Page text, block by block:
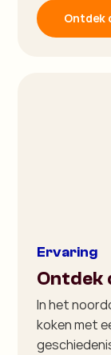
Ontdek
Ervaring
Ontdek
In het
koken met